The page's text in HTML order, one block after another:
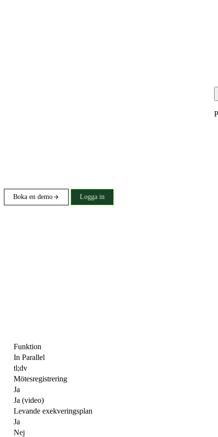
Boka en demo Logga in
Funktion
In Parallel
tl;dv
Mötesregistrering
Ja
Ja (video)
Levande exekveringsplan
Ja
Nej